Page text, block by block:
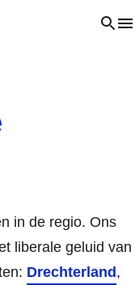
Open
in de regio. Ons
liberale geluid van
Drechterland ,